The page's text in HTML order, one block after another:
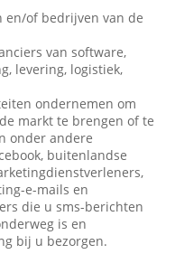
en/of bedrijven van de
van software,
levering, logistiek,
ondernemen om
markt te brengen of te
onder andere
buitenlandse
e-mails en
die u sms-berichten
is en
bij u bezorgen.